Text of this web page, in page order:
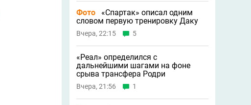
Фото
«Спартак» описал одним
словом первую тренировку Даку
Вчера, 22:15 5
«Реал» определился с
дальнейшими шагами на фоне
срыва трансфера Родри
Вчера, 21:56 1